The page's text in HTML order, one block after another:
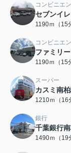
コンビニエ
セブンイ
1190ｍ（15
コンビニエ
ファミリ
1190ｍ（15
スーパー
カスミ南
1210ｍ（16
銀行
千葉銀行
1490ｍ（19